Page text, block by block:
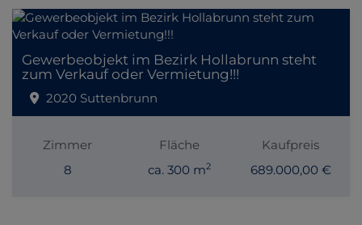
Gewerbeobjekt im Bezirk Hollabrunn steht
zum Verkauf oder Vermietung!!!
2020 Suttenbrunn
Zimmer
8
Fläche
ca. 300 m2
Kaufpreis
689.000,00 €